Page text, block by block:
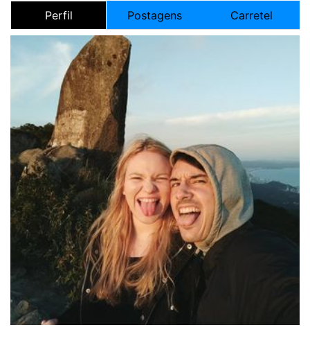
Perfil Postagens Carretel